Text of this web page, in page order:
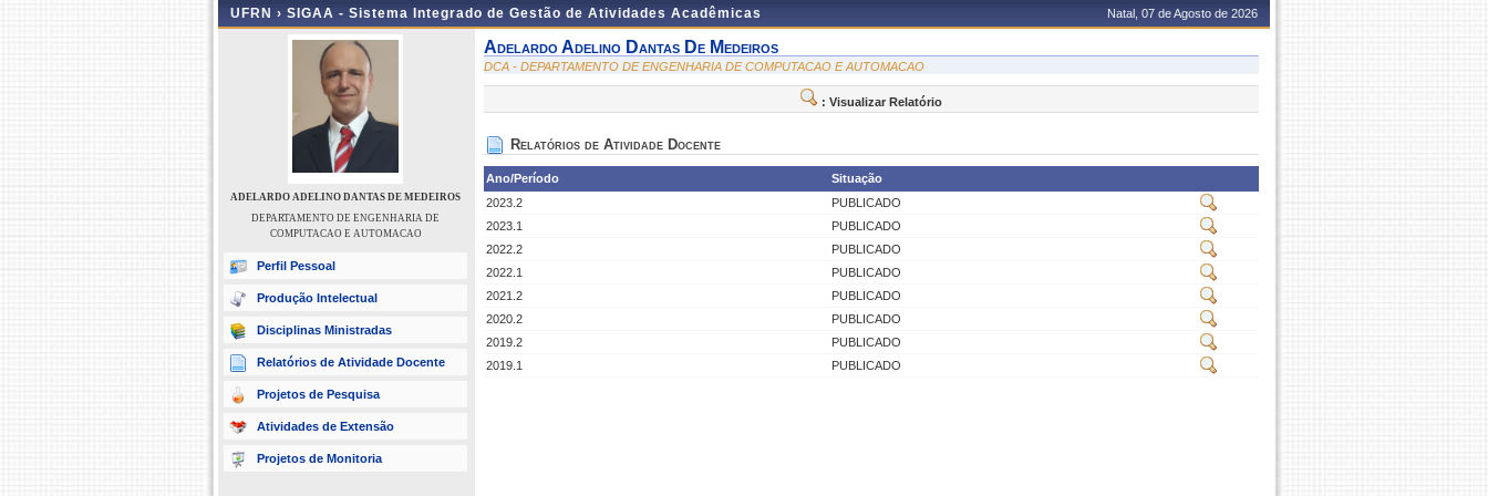
UFRN › SIGAA - Sistema Integrado de Gestão de Atividades Acadêmicas Natal, 07 de Agosto de 2026
ADELARDO ADELINO DANTAS DE MEDEIROS
DEPARTAMENTO DE ENGENHARIA DE
COMPUTACAO E AUTOMACAO
Perfil Pessoal
Produção Intelectual
Disciplinas Ministradas
Relatórios de Atividade Docente
Projetos de Pesquisa
Atividades de Extensão
Projetos de Monitoria
Adelardo Adelino Dantas De Medeiros
DCA - DEPARTAMENTO DE ENGENHARIA DE COMPUTACAO E AUTOMACAO
: Visualizar Relatório
Relatórios de Atividade Docente
Ano/Período
Situação
2023.2
PUBLICADO
2023.1
PUBLICADO
2022.2
PUBLICADO
2022.1
PUBLICADO
2021.2
PUBLICADO
2020.2
PUBLICADO
2019.2
PUBLICADO
2019.1
PUBLICADO